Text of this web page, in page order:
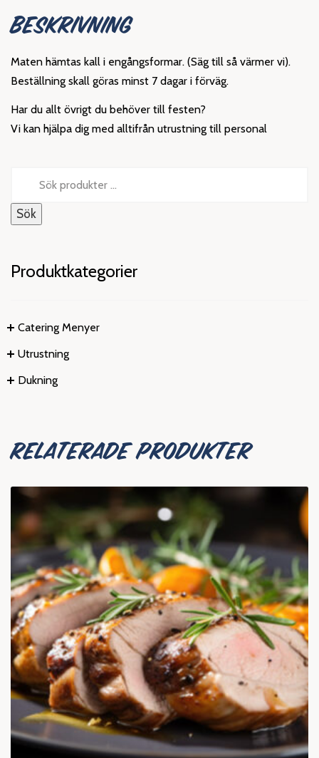
efter:
Sök
Produktkategorier
Catering Menyer
Utrustning
Dukning
BESKRIVNING
Maten hämtas kall i engångsformar. (Säg till så värmer vi).
Beställning skall göras minst 7 dagar i förväg.
Har du allt övrigt du behöver till festen?
Vi kan hjälpa dig med alltifrån utrustning till personal
RELATERADE PRODUKTER